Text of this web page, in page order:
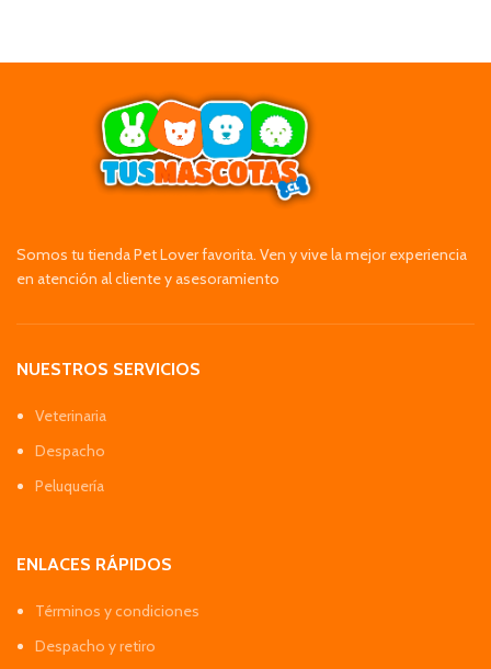
Somos tu tienda Pet Lover favorita. Ven y vive la mejor experiencia
en atención al cliente y asesoramiento
NUESTROS SERVICIOS
Veterinaria
Despacho
Peluquería
ENLACES RÁPIDOS
Términos y condiciones
Despacho y retiro